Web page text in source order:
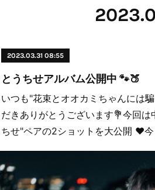
2023.
2023.03.31 08:55
とうちせアルバム公開中 🐾🍑
いつも"花束とオオカミちゃんには
だきありがとうございます💐今回は
ちせ"ペアの2ショットを大公開 ❤︎